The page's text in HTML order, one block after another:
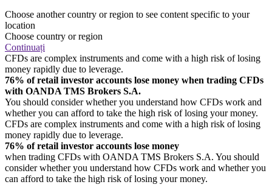
Choose another country or region to see content specific to your
location
Choose country or region
Continuați
CFDs are complex instruments and come with a high risk of losing
money rapidly due to leverage.
76% of retail investor accounts lose money when trading CFDs
with OANDA TMS Brokers S.A.
You should consider whether you understand how CFDs work and
whether you can afford to take the high risk of losing your money.
CFDs are complex instruments and come with a high risk of losing
money rapidly due to leverage.
76% of retail investor accounts lose money
when trading CFDs with OANDA TMS Brokers S.A. You should
consider whether you understand how CFDs work and whether you
can afford to take the high risk of losing your money.